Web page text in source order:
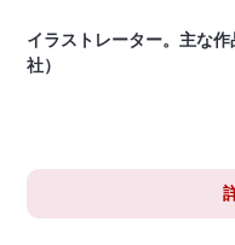
イラストレーター。主な
社）